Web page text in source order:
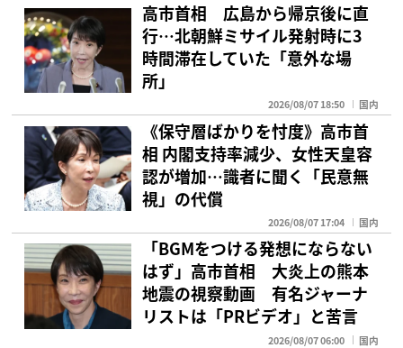
高市首相 広島から帰京後に直
行…北朝鮮ミサイル発射時に3
時間滞在していた「意外な場
所」
2026/08/07 18:50 国内
《保守層ばかりを忖度》高市首
相 内閣支持率減少、女性天皇容
認が増加…識者に聞く「民意無
視」の代償
2026/08/07 17:04 国内
「BGMをつける発想にならない
はず」高市首相 大炎上の熊本
地震の視察動画 有名ジャーナ
リストは「PRビデオ」と苦言
2026/08/07 06:00 国内